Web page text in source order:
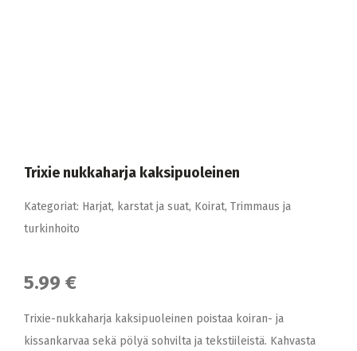
Trixie nukkaharja kaksipuoleinen
Kategoriat: Harjat, karstat ja suat, Koirat, Trimmaus ja
turkinhoito
5.99 €
Trixie-nukkaharja kaksipuoleinen poistaa koiran- ja
kissankarvaa sekä pölyä sohvilta ja tekstiileistä. Kahvasta